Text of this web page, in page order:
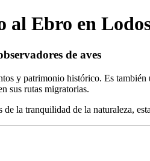
al Ebro en
de aves
y patrimonio histórico. Es también
sus rutas migratorias.
la tranquilidad de la naturaleza,